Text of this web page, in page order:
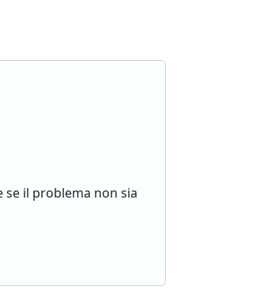
se il problema non sia